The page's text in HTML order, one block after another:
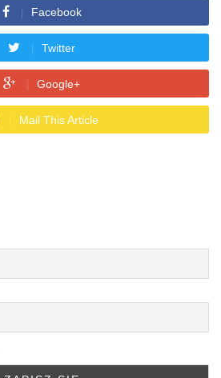
Facebook
Twitter
Google+
Mail This Article